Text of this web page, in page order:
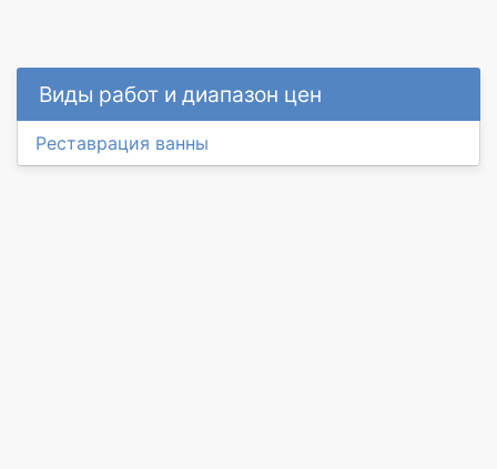
Виды работ и диапазон цен
Реставрация ванны